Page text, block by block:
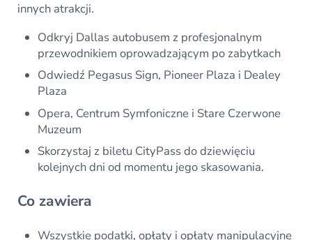
innych atrakcji.
Odkryj Dallas autobusem z profesjonalnym
przewodnikiem oprowadzającym po zabytkach
Odwiedź Pegasus Sign, Pioneer Plaza i Dealey
Plaza
Opera, Centrum Symfoniczne i Stare Czerwone
Muzeum
Skorzystaj z biletu CityPass do dziewięciu
kolejnych dni od momentu jego skasowania.
Co zawiera
Wszystkie podatki, opłaty i opłaty manipulacyjne